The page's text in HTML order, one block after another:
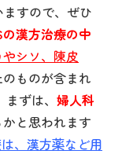
すので、ぜひ
の漢方治療の中
シソ、陳皮
ものが含まれ
ずは、 婦人科
かと思われます
、漢方薬など用